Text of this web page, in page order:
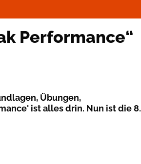
Performance“
Übungen,
ist alles drin. Nun ist die 8.